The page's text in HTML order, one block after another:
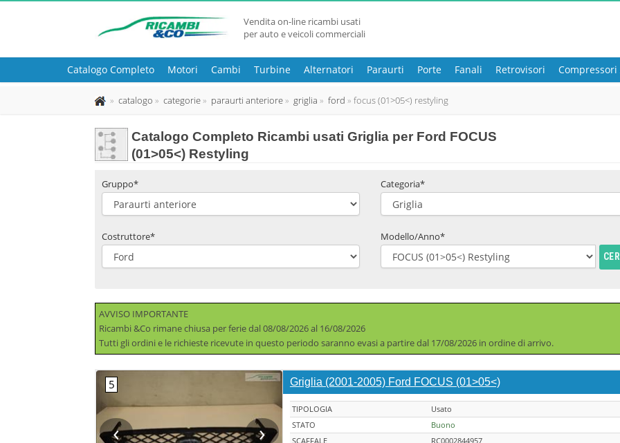
Vendita on-line ricambi usati
per auto e veicoli commerciali
Catalogo Completo Motori Cambi Turbine Alternatori Paraurti Porte Fanali Retrovisori Compressori
catalogo categorie paraurti anteriore griglia ford focus (01>05<) restyling
Catalogo Completo Ricambi usati Griglia per Ford FOCUS
(01>05<) Restyling
Gruppo* Categoria*
Costruttore* Modello/Anno*
AVVISO IMPORTANTE
Ricambi &Co rimane chiusa per ferie dal 08/08/2026 al 16/08/2026
Tutti gli ordini e le richieste ricevute in questo periodo saranno evasi a partire dal 17/08/2026 in ordine di arrivo.
‹ ›
Griglia (2001-2005) Ford FOCUS (01>05<)
TIPOLOGIA
Usato
STATO
Buono
SCAFFALE
RC0002844957